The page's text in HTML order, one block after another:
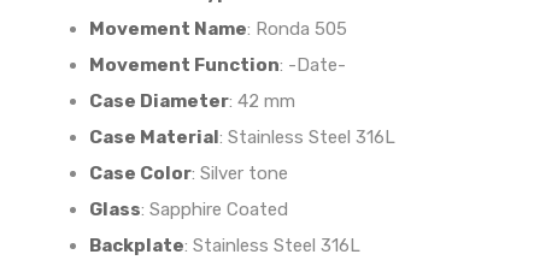
Movement Name: Ronda 505
Movement Function: -Date-
Case Diameter: 42 mm
Case Material: Stainless Steel 316L
Case Color: Silver tone
Glass: Sapphire Coated
Backplate: Stainless Steel 316L